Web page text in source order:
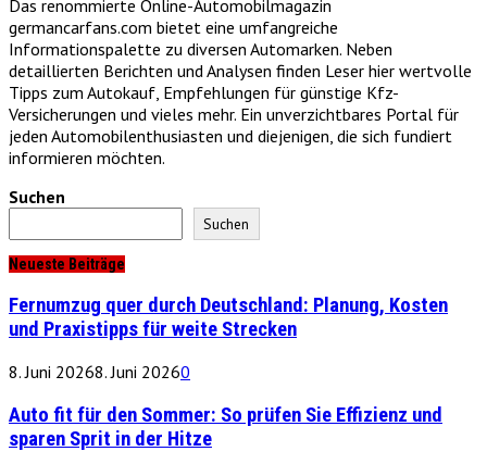
Das renommierte Online-Automobilmagazin
germancarfans.com bietet eine umfangreiche
Informationspalette zu diversen Automarken. Neben
detaillierten Berichten und Analysen finden Leser hier wertvolle
Tipps zum Autokauf, Empfehlungen für günstige Kfz-
Versicherungen und vieles mehr. Ein unverzichtbares Portal für
jeden Automobilenthusiasten und diejenigen, die sich fundiert
informieren möchten.
Suchen
Suchen
Neueste Beiträge
Fernumzug quer durch Deutschland: Planung, Kosten
und Praxistipps für weite Strecken
8. Juni 20268. Juni 20260
Auto fit für den Sommer: So prüfen Sie Effizienz und
sparen Sprit in der Hitze